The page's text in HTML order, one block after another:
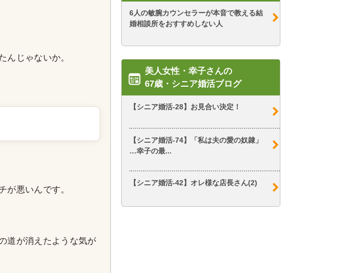
んじゃないか。
が悪いんです。
道が消えたような気が
6人の敏腕カウンセラーが本音で教える結
婚相談所をおすすめしない人
美人女性・幸子さんの
67歳・シニア婚活ブログ
【シニア婚活-28】お見合い決定！
【シニア婚活-74】「私は夫の愛の奴隷」
…幸子の最...
【シニア婚活-42】オレ様な店長さん(2)